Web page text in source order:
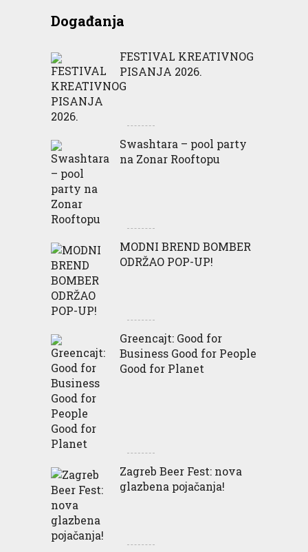
Događanja
FESTIVAL KREATIVNOG
PISANJA 2026.
Swashtara – pool party
na Zonar Rooftopu
MODNI BREND BOMBER
ODRŽAO POP-UP!
Greencajt: Good for
Business Good for People
Good for Planet
Zagreb Beer Fest: nova
glazbena pojačanja!